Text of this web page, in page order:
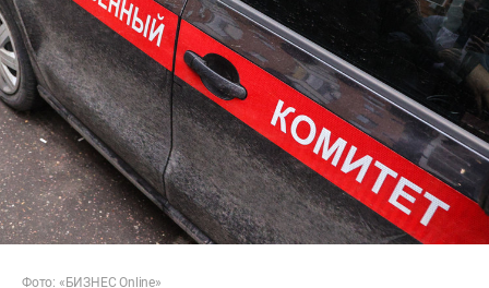
Фото: «БИЗНЕС Online»